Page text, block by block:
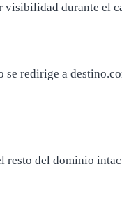
visibilidad durante el
redirige a
del dominio